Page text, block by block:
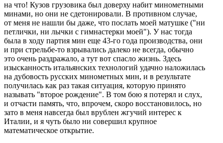
на что! Кузов грузовика был доверху набит минометными
минами, но они не сдетонировали. В противном случае,
от меня не нашли бы даже, что послать моей матушке ("ни
петлички, ни лычки с гимнастерки моей"). У нас тогда
была в ходу партия мин еще 43-го года производства, они
и при стрельбе-то взрывались далеко не всегда, обычно
это очень раздражало, а тут вот спасло жизнь. Здесь
изысканность итальянских технологий удачно наложилась
на дубовость русских минометных мин, и в результате
получилась как раз такая ситуация, которую принято
называть "второе рождение". В том бою я потерял и слух,
и отчасти память, что, впрочем, скоро восстановилось, но
зато в меня навсегда был врублен жгучий интерес к
Италии, и я чуть было ни совершил крупное
математическое открытие.